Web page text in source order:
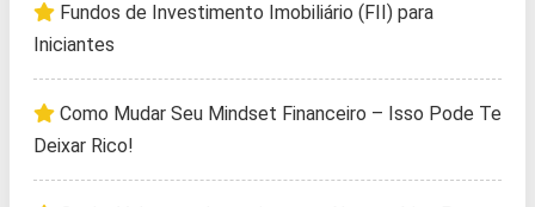
Fundos de Investimento Imobiliário (FII) para
Iniciantes
Como Mudar Seu Mindset Financeiro – Isso Pode Te
Deixar Rico!